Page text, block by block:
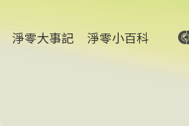
淨零大事記 淨零小百科